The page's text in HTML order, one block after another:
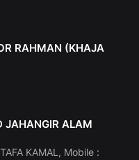
RAHMAN (KHAJA
JAHANGIR ALAM
KAMAL, Mobile :